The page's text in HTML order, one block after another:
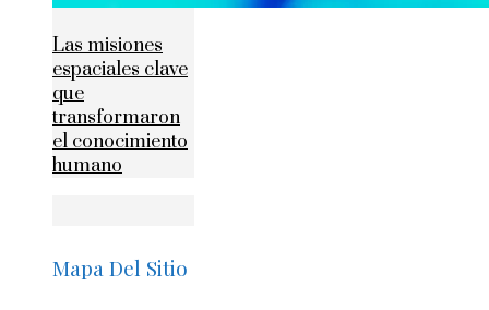
Las misiones
espaciales clave
que
transformaron
el conocimiento
humano
Mapa Del Sitio